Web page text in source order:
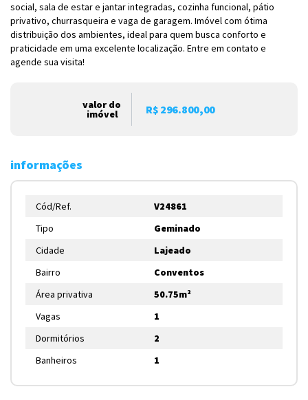
social, sala de estar e jantar integradas, cozinha funcional, pátio
privativo, churrasqueira e vaga de garagem. Imóvel com ótima
distribuição dos ambientes, ideal para quem busca conforto e
praticidade em uma excelente localização. Entre em contato e
agende sua visita!
valor do
imóvel R$ 296.800,00
informações
Cód/Ref.
V24861
Tipo
Geminado
Cidade
Lajeado
Bairro
Conventos
Área privativa
50.75m²
Vagas
1
Dormitórios
2
Banheiros
1